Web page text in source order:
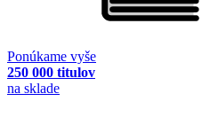
Ponúkame vyše
250 000 titulov
na sklade